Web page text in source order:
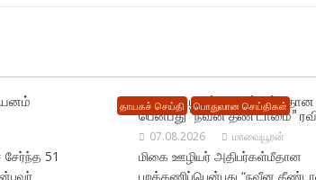
51
தாயகச் செய்தி பொதுவான செய்திகள்
மிகை ஊழியர் அதிபர்கள்மீதான
பென்பது “நவீன தீண் டாமை”
07.08.2026 மாவையூரன்
மிகை ஊழியர் அதிபர்கள்மீதான
புறக்கணிப்பென்பது “நவீன